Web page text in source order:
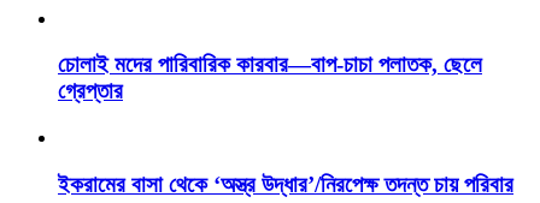
চোলাই মদের পারিবারিক কারবার—বাপ-চাচা পলাতক, ছেলে
গ্রেপ্তার
ইকরামের বাসা থেকে ‘অস্ত্র উদ্ধার’/নিরপেক্ষ তদন্ত চায় পরিবার